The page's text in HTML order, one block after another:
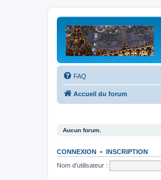
FAQ
Accueil du forum
Aucun forum.
CONNEXION • INSCRIPTION
Nom d’utilisateur :